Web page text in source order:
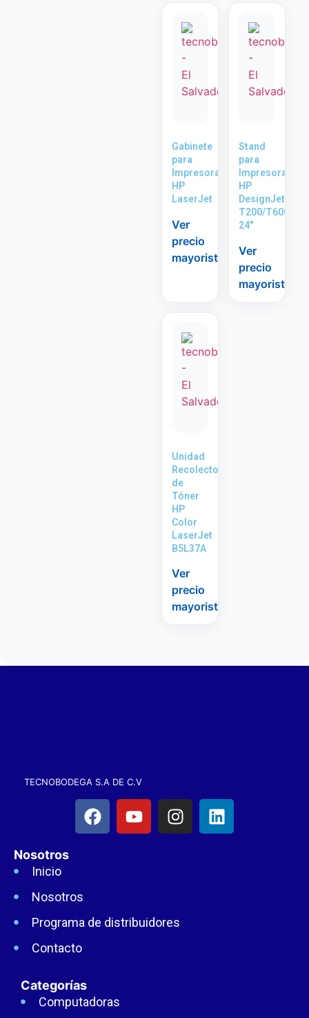
Gabinete
para
Impresora
HP
LaserJet
Ver
precio
mayorista
Stand
para
Impresora
HP
DesignJet
T200/T600
24″
Ver
precio
mayorista
Unidad
Recolectora
de
Tóner
HP
Color
LaserJet
B5L37A
Ver
precio
mayorista
TECNOBODEGA S.A DE C.V
Nosotros
Inicio
Nosotros
Programa de distribuidores
Contacto
Categorías
Computadoras